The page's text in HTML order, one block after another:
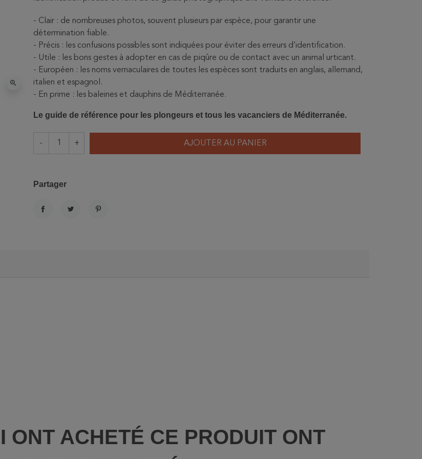
zoom_in
- Clair : de nombreuses photos, souvent plusieurs par espèce, pour garantir une
détermination fiable.
- Précis : les confusions possibles sont indiquées pour éviter des erreurs d’identification.
- Utile : les bons gestes à adopter en cas de piqûre ou de contact avec un animal urticant.
- Européen : les noms vernaculaires de toutes les espèces sont traduits en anglais, allemand,
italien et espagnol.
- En prime : les baleines et dauphins de Méditerranée.
Le guide de référence pour les plongeurs et tous les vacanciers de Méditerranée.
- + AJOUTER AU PANIER
Partager
ONT ACHETÉ CE PRODUIT ONT